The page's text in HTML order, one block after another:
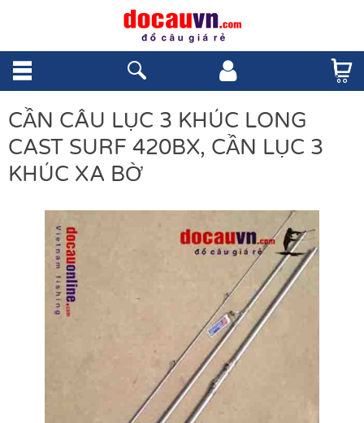
CẦN CÂU LỤC 3 KHÚC LONG
CAST SURF 420BX, CẦN LỤC 3
KHÚC XA BỜ